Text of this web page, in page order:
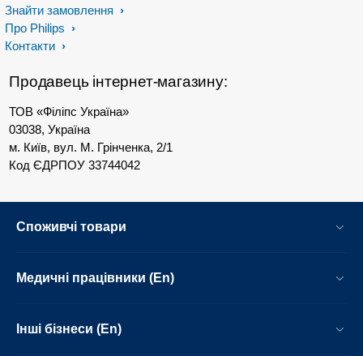
Знайти замовлення
Про Philips
Контакти
Продавець інтернет-магазину:
ТОВ «Філіпс Україна»
03038, Україна
м. Київ, вул. М. Грінченка, 2/1
Код ЄДРПОУ 33744042
Споживчі товари
Медичні працівники (En)
Інші бізнеси (En)